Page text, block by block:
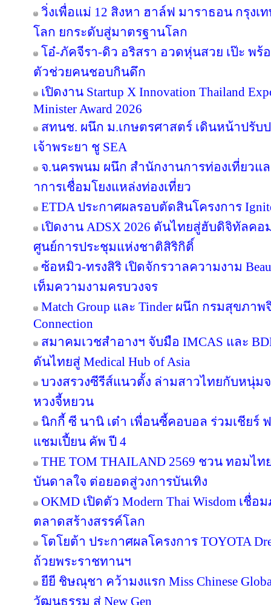
วิ่งเพื่อแม่ 12 สิงหา ฮาล์ฟ มาราธอน กรุงเ
โลก ยกระดับสู่มาตรฐานโลก
โอ๋-ภัคจีรา-ดิว อริสรา อวดหุ่นสวย เป๊ะ พร้
ตัวช่วยคนชอบกินดึก
เปิดงาน Startup X Innovation Thailand
Minister Award 2026
สทนช. ผนึก ม.เกษตรศาสตร์ เดินหน้าปรั
เจ้าพระยา ชู SEA
จ.นครพนม ผนึก สำนักงานการท่องเที่ยวแ
าการเชื่อมโยงแหล่งท่องเที่ยว
ETDA ประกาศผลรอบตัดสินโครงการ
เปิดงาน ADSX 2026 ดันไทยสู่ฮับดิจิทัลคอ
ศูนย์การประชุมแห่งชาติสิริกิติ์
ซ้อหมิว-ทรงสิริ เปิดจักรวาลความงาม
เท็มความงามครบวงจร
Match Group และ Tinder ผนึก กรมสุขภา
Connection
สมาคมเวชสำอางฯ จับมือ IMCAS และ
ดันไทยสู่ Medical Hub of Asia
บวงสรวงซีรีส์แนวตั้ง ล่ามสาวไทยกับหนุ่ม
หวงจี้หยวน
นิกกี้ ซี นานิ เต๋า เพื่อนซี้คอบอล ร่วมเชียร์
แชมเปี้ยน คัพ ปี 4
THE TOM THAILAND 2569 ชวน ทอมไ
บันดาลใจ ต่อยอดสู่วงการบันเทิง
OKMD เปิดตัว Modern Thai Wisdom เ
ตลาดสร้างสรรค์โลก
โตโยต้า ประกาศผลโครงการ TOYOTA
ถ้วยพระราชทานฯ
ยียี ชิษณุชา คว้ามงแรก Miss Chinese
วัฒนธรรม สู่ New Gen